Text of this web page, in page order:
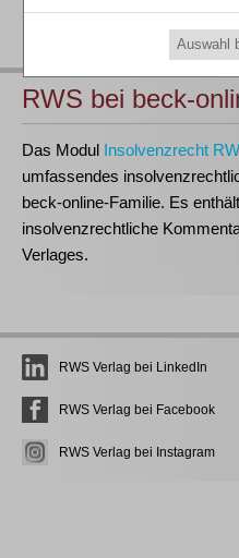
RWS bei beck-
Das Modul Insolvenzrecht
umfassendes
beck-online-Familie. Es
insolvenzrechtliche
Verlages.
RWS Verlag bei LinkedIn
RWS Verlag bei Facebook
RWS Verlag bei Instagram
Auswahl